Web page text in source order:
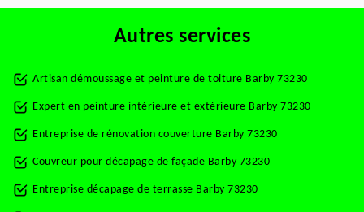
Autres services
Artisan démoussage et peinture de toiture Barby 73230
Expert en peinture intérieure et extérieure Barby 73230
Entreprise de rénovation couverture Barby 73230
Couvreur pour décapage de façade Barby 73230
Entreprise décapage de terrasse Barby 73230